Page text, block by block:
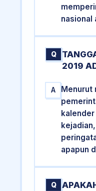
nasional
Q
2019
A
Menurut
apapun
Q